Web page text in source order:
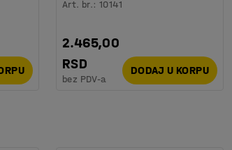
Art. br.:10141
2.465,00
RSD
bez PDV-a
DODAJ U KORPU